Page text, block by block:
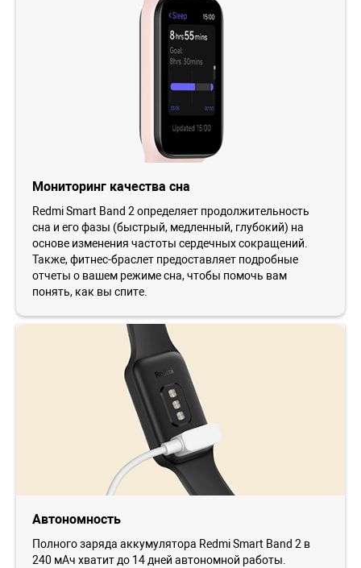
Мониторинг качества сна
Redmi Smart Band 2 определяет продолжительность
сна и его фазы (быстрый, медленный, глубокий) на
основе изменения частоты сердечных сокращений.
Также, фитнес-браслет предоставляет подробные
отчеты о вашем режиме сна, чтобы помочь вам
понять, как вы спите.
Автономность
Полного заряда аккумулятора Redmi Smart Band 2 в
240 мАч хватит до 14 дней автономной работы.